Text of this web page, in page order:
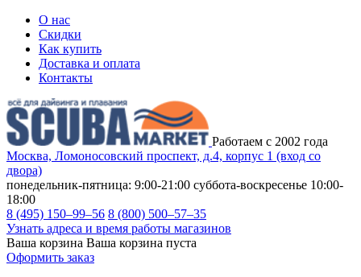
О нас
Скидки
Как купить
Доставка и оплата
Контакты
Работаем с 2002 года
Москва, Ломоносовский проспект, д.4, корпус 1 (вход со
двора)
понедельник-пятница: 9:00-21:00 суббота-воскресенье 10:00-
18:00
8 (495) 150–99–56 8 (800) 500–57–35
Узнать адреса и время работы магазинов
Ваша корзина Ваша корзина пуста
Оформить заказ